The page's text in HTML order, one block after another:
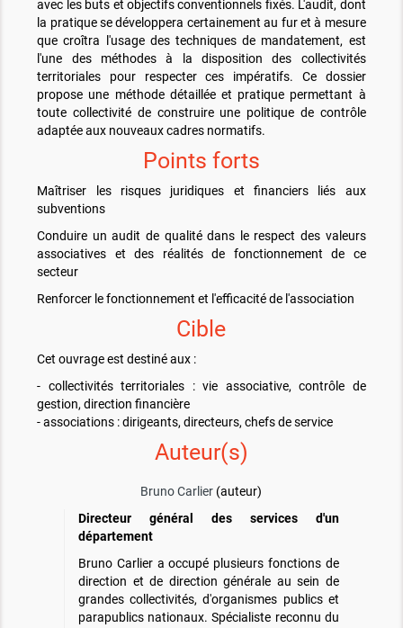
avec les buts et objectifs conventionnels fixés. L'audit, dont
la pratique se développera certainement au fur et à mesure
que croîtra l'usage des techniques de mandatement, est
l'une des méthodes à la disposition des collectivités
territoriales pour respecter ces impératifs. Ce dossier
propose une méthode détaillée et pratique permettant à
toute collectivité de construire une politique de contrôle
adaptée aux nouveaux cadres normatifs.
Points forts
Maîtriser les risques juridiques et financiers liés aux
subventions
Conduire un audit de qualité dans le respect des valeurs
associatives et des réalités de fonctionnement de ce
secteur
Renforcer le fonctionnement et l'efficacité de l'association
Cible
Cet ouvrage est destiné aux :
- collectivités territoriales : vie associative, contrôle de
gestion, direction financière
- associations : dirigeants, directeurs, chefs de service
Auteur(s)
Bruno Carlier (auteur)
Directeur général des services d'un
département
Bruno Carlier a occupé plusieurs fonctions de
direction et de direction générale au sein de
grandes collectivités, d'organismes publics et
parapublics nationaux. Spécialiste reconnu du